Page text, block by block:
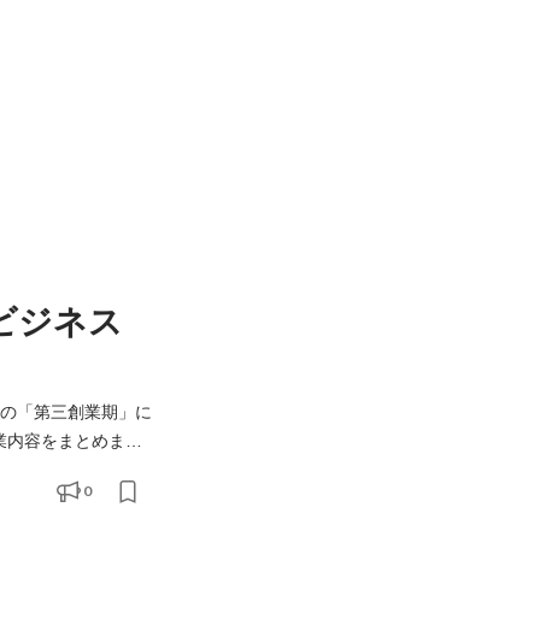
ジネス
容をまとめま
らの貴重なアドバ
0